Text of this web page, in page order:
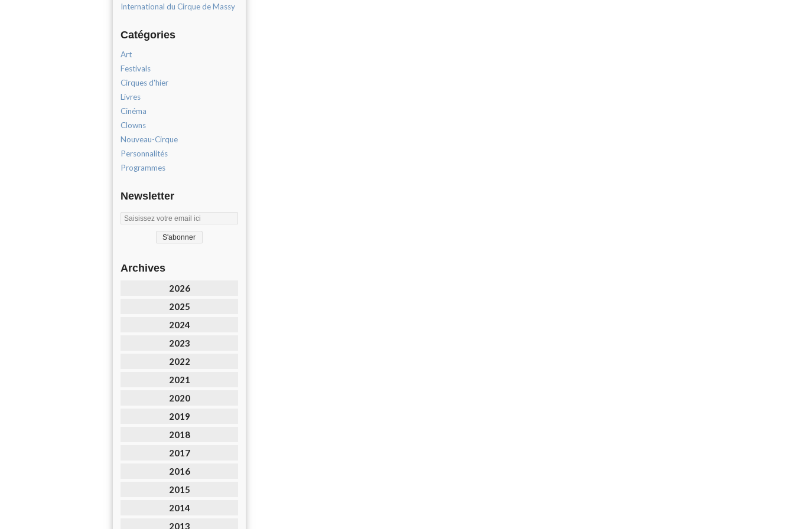
International du Cirque de Massy
Catégories
Art
Festivals
Cirques d'hier
Livres
Cinéma
Clowns
Nouveau-Cirque
Personnalités
Programmes
Newsletter
Archives
2026
2025
2024
2023
2022
2021
2020
2019
2018
2017
2016
2015
2014
2013